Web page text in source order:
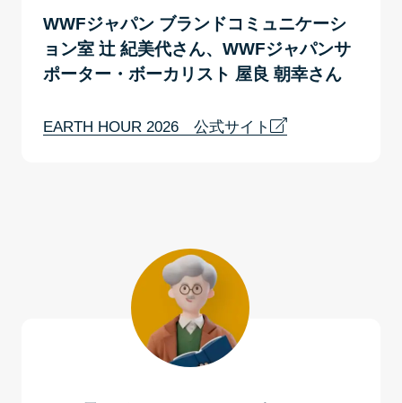
WWFジャパン ブランドコミュニケーシ
ョン室 辻 紀美代さん、WWFジャパンサ
ポーター・ボーカリスト 屋良 朝幸さん
EARTH HOUR 2026 公式サイト